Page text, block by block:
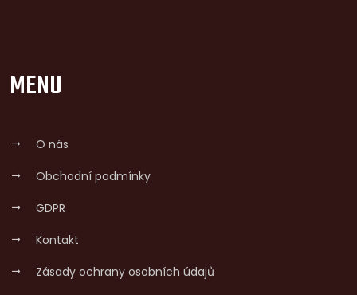
MENU
O nás
Obchodní podmínky
GDPR
Kontakt
Zásady ochrany osobních údajů